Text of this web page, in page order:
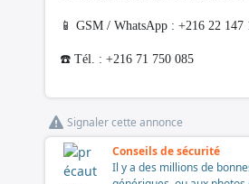
📱 GSM / WhatsApp : +216 22 147
☎️ Tél. : +216 71 750 085
Signaler cette annonce
Conseils de sécurité
Il y a des millions de